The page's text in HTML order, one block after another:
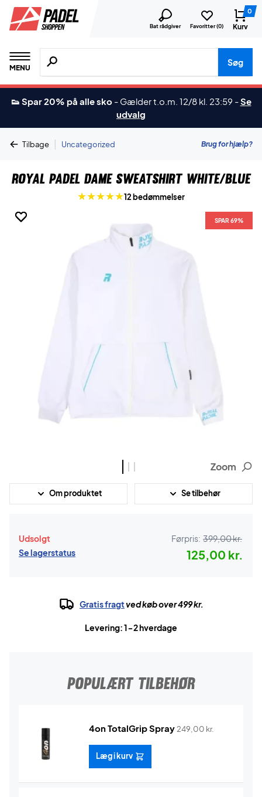
Bat rådgiver Favoritter (0)
0
Kurv
MENU
Søg efter produkter, mærker etc.
Søg
👟 Spar 20% på alle sko - Gælder t.o.m. 12/8 kl. 23:59 -Se
udvalg
Tilbage | Uncategorized Brug for hjælp?
Royal Padel Dame Sweatshirt White/Blue
12 bedømmelser
SPAR 69%
SPAR 69%
SPAR 69%
Zoom
Om produktet Se tilbehør
Udsolgt
Se lagerstatus
Førpris: 399,00 kr.
125,00 kr.
Gratis fragtved køb over 499 kr.
Levering: 1-2 hverdage
POPULÆRT TILBEHØR
4on TotalGrip Spray 249,00 kr.
Læg i kurv